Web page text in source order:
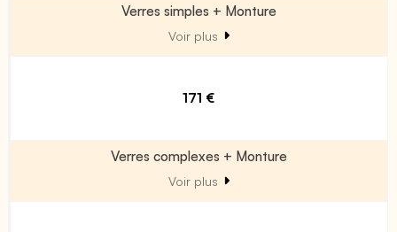
Verres simples + Monture
Voir plus
171 €
Verres complexes + Monture
Voir plus